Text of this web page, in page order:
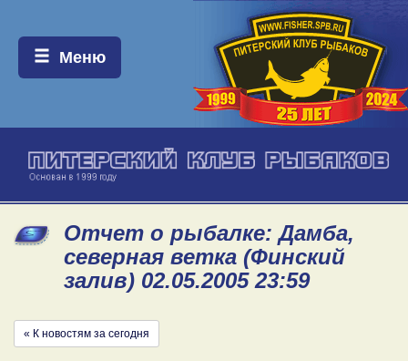
Меню:
Меню
Отчет о рыбалке: Дамба,
северная ветка (Финский
залив) 02.05.2005 23:59
« К новостям за сегодня